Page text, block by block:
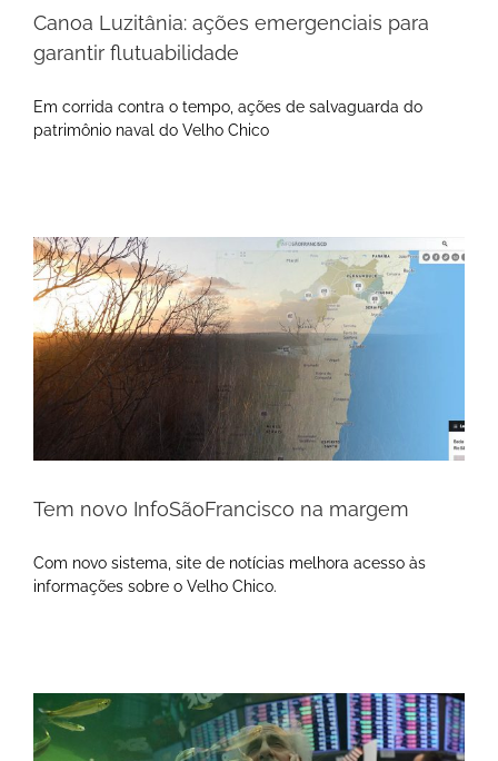
Canoa Luzitânia: ações emergenciais para
garantir flutuabilidade
Em corrida contra o tempo, ações de salvaguarda do
patrimônio naval do Velho Chico
Tem novo InfoSãoFrancisco na margem
Com novo sistema, site de notícias melhora acesso às
informações sobre o Velho Chico.